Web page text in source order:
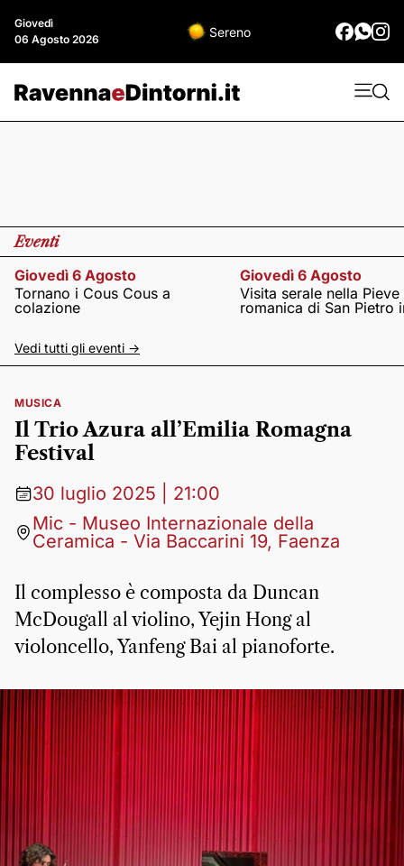
Giovedì
06 Agosto 2026
Sereno
Eventi
Giovedì 6 Agosto
Tornano i Cous Cous a
colazione
Giovedì 6 Agosto
Visita serale nella Pieve
romanica di San Pietro
Vedi tutti gli eventi ->
MUSICA
Il Trio Azura all’Emilia Romagna
Festival
30 luglio 2025 | 21:00
Mic - Museo Internazionale della
Ceramica - Via Baccarini 19, Faenza
Il complesso è composta da Duncan
McDougall al violino, Yejin Hong al
violoncello, Yanfeng Bai al pianoforte.